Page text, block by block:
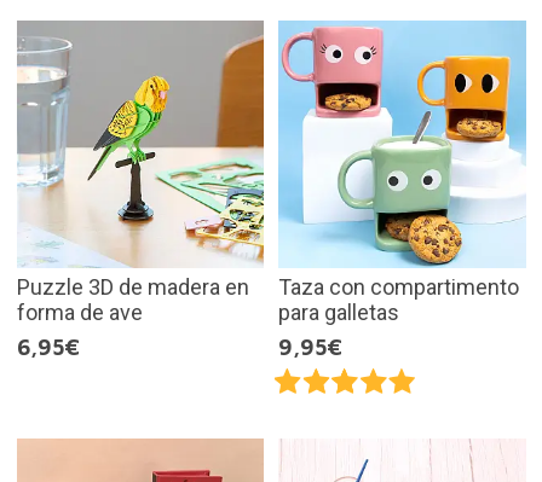
Puzzle 3D de madera en
forma de ave
6,95€
Taza con compartimento
para galletas
9,95€